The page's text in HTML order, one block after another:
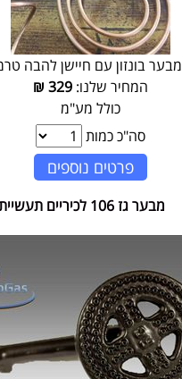
מבער בונזון עם חיישן להבה
המחיר שלנו:329
₪
כולל מע"מ
סה"כ כמות
פרטים נוספים
מבער גז 106 לכיריים תעשייתי